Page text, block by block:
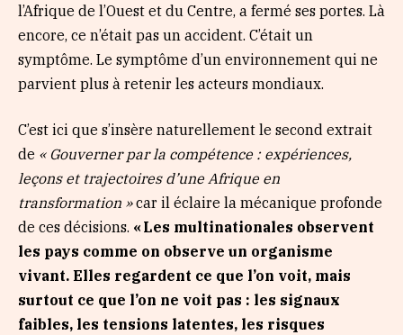
l’Afrique de l’Ouest et du Centre, a fermé ses portes. Là
encore, ce n’était pas un accident. C’était un
symptôme. Le symptôme d’un environnement qui ne
parvient plus à retenir les acteurs mondiaux.
C’est ici que s’insère naturellement le second extrait
de « Gouverner par la compétence : expériences,
leçons et trajectoires d’une Afrique en
transformation »car il éclaire la mécanique profonde
de ces décisions. « Les multinationales observent
les pays comme on observe un organisme
vivant. Elles regardent ce que l’on voit, mais
surtout ce que l’on ne voit pas : les signaux
faibles, les tensions latentes, les risques